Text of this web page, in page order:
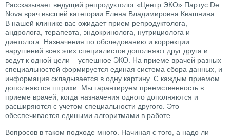
Рассказывает ведущий репродуктолог «Центр ЭКО» Партус De
Nova врач высшей категории Елена Владимировна Квашнина.
В нашей клинике вас ожидает прием репродуктолога,
андролога, терапевта, эндокринолога, нутрициолога и
диетолога. Назначения по обследованию и коррекции
нарушений всех этих специалистов дополняют друг друга и
ведут к одной цели – успешное ЭКО. На приеме врачей разных
специальностей формируется единая система сбора данных, и
информация складывается в одну картину. С каждым приемом
дополняются штрихи. Мы гарантируем преемственность в
приеме врачей, когда назначения одного дополняются и
расширяются с учетом специальности другого. Это
обеспечивается едиными алгоритмами в работе.
Вопросов в таком подходе много. Начиная с того, а надо ли